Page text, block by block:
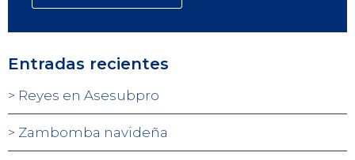
Entradas recientes
Reyes en Asesubpro
Zambomba navideña